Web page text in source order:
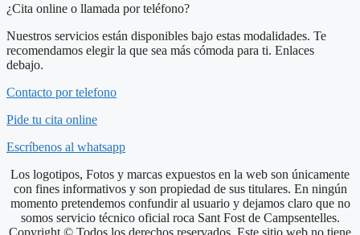
¿Cita online o llamada por teléfono?
Nuestros servicios están disponibles bajo estas modalidades. Te
recomendamos elegir la que sea más cómoda para ti. Enlaces
debajo.
Contacto por telefono
Pide tu cita online
Escríbenos al whatsapp
Los logotipos, Fotos y marcas expuestos en la web son únicamente
con fines informativos y son propiedad de sus titulares. En ningún
momento pretendemos confundir al usuario y dejamos claro que no
somos servicio técnico oficial roca Sant Fost de Campsentelles.
Copyright © Todos los derechos reservados. Este sitio web no tiene